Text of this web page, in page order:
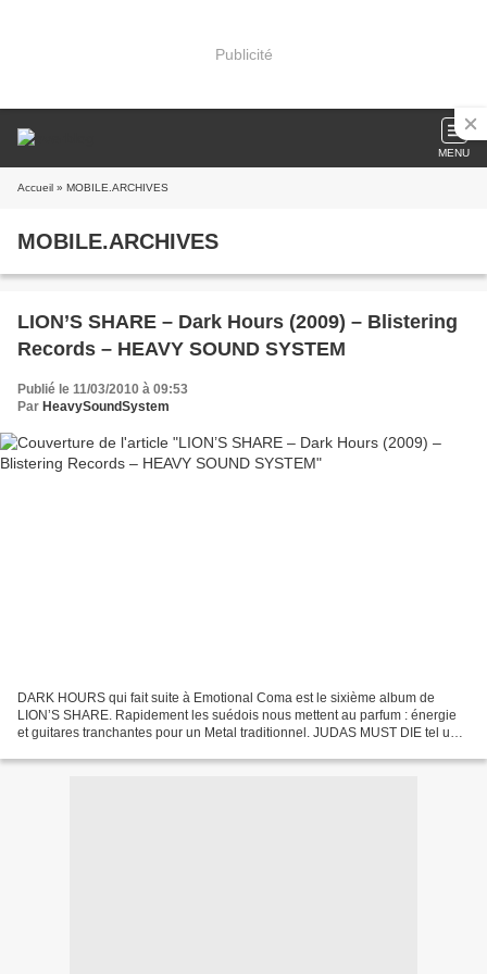
Publicité
MENU
Accueil » MOBILE.ARCHIVES
MOBILE.ARCHIVES
LION’S SHARE – Dark Hours (2009) – Blistering
Records – HEAVY SOUND SYSTEM
Publié le 11/03/2010 à 09:53
Par HeavySoundSystem
DARK HOURS qui fait suite à Emotional Coma est le sixième album de
LION’S SHARE. Rapidement les suédois nous mettent au parfum : énergie
et guitares tranchantes pour un Metal traditionnel. JUDAS MUST DIE tel un